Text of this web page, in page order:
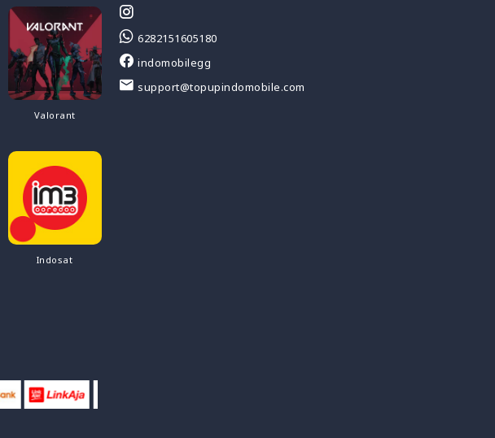
Valorant
Indosat
6282151605180
indomobilegg
support@topupindomobile.com